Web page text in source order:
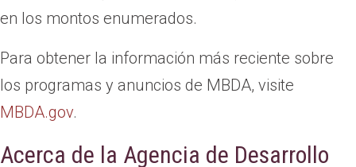
en los montos enumerados.
Para obtener la información más reciente sobre
los programas y anuncios de MBDA, visite
MBDA.gov.
Acerca de la Agencia de Desarrollo